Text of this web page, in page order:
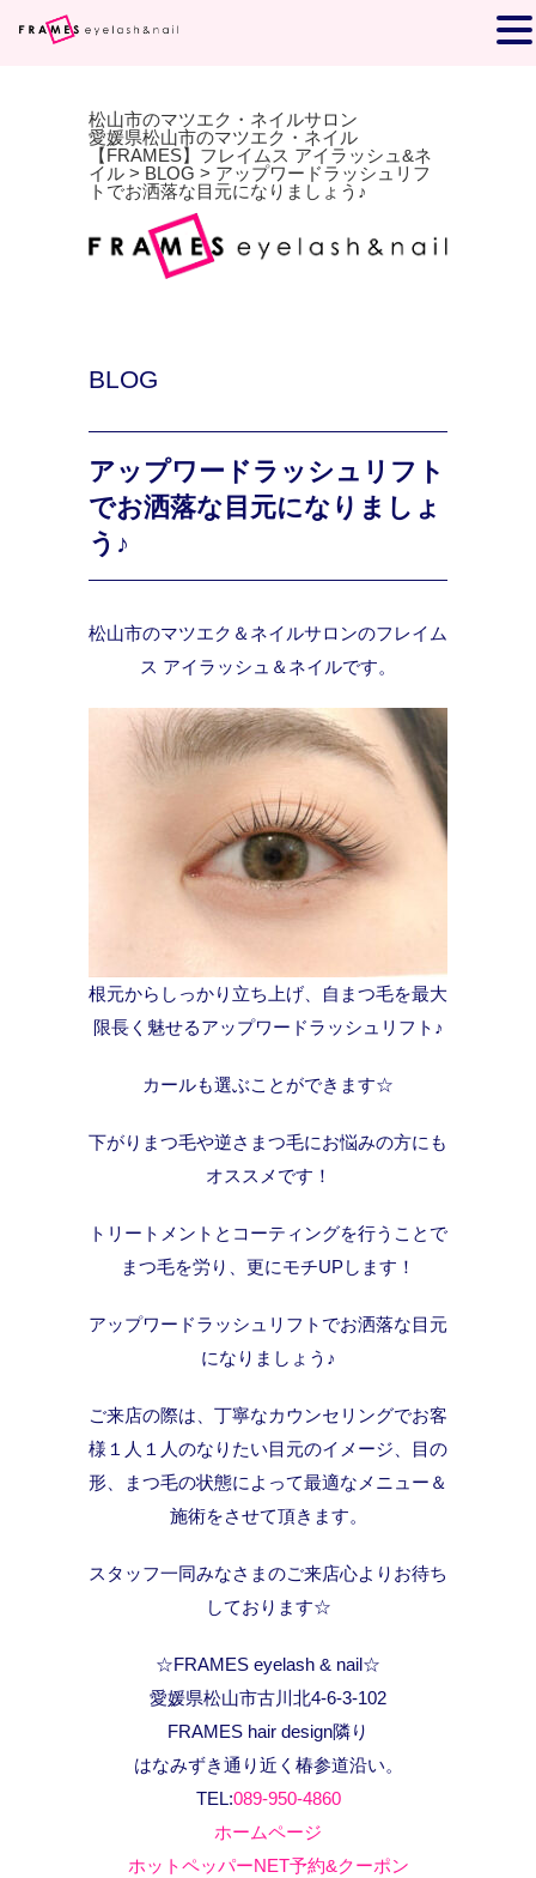
松山市のマツエク・ネイルサロン
愛媛県松山市のマツエク・ネイル
【FRAMES】フレイムス アイラッシュ&ネ
イル > BLOG > アップワードラッシュリフ
トでお洒落な目元になりましょう♪
BLOG
アップワードラッシュリフト
でお洒落な目元になりましょ
う♪
松山市のマツエク＆ネイルサロンのフレイム
ス アイラッシュ＆ネイルです。
根元からしっかり立ち上げ、自まつ毛を最大
限長く魅せるアップワードラッシュリフト♪
カールも選ぶことができます☆
下がりまつ毛や逆さまつ毛にお悩みの方にも
オススメです！
トリートメントとコーティングを行うことで
まつ毛を労り、更にモチUPします！
アップワードラッシュリフトでお洒落な目元
になりましょう♪
ご来店の際は、丁寧なカウンセリングでお客
様１人１人のなりたい目元のイメージ、目の
形、まつ毛の状態によって最適なメニュー＆
施術をさせて頂きます。
スタッフ一同みなさまのご来店心よりお待ち
しております☆
☆FRAMES eyelash & nail☆
愛媛県松山市古川北4-6-3-102
FRAMES hair design隣り
はなみずき通り近く椿参道沿い。
TEL:089-950-4860
ホームページ
ホットペッパーNET予約&クーポン